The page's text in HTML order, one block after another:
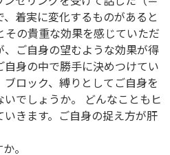
着実に変化するものがあると
その貴重な効果を感じていただ
、ご自身の望むような効果が得
身の中で勝手に決めつけてい
ロック、縛りとしてご自身を
でしょうか。 どんなこともヒ
きます。ご自身の捉え方が肝
。